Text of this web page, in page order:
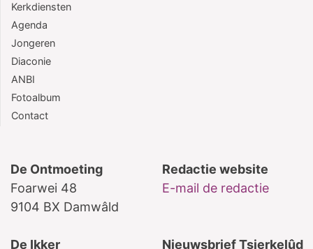
Kerkdiensten
Agenda
Jongeren
Diaconie
ANBI
Fotoalbum
Contact
De Ontmoeting
Foarwei 48
9104 BX Damwâld
Redactie website
E-mail de redactie
De Ikker
Nieuwsbrief Tsjerkelûd